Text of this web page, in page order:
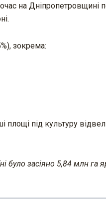
на
зокрема:
під культуру
було засіяно 5,84 млн га